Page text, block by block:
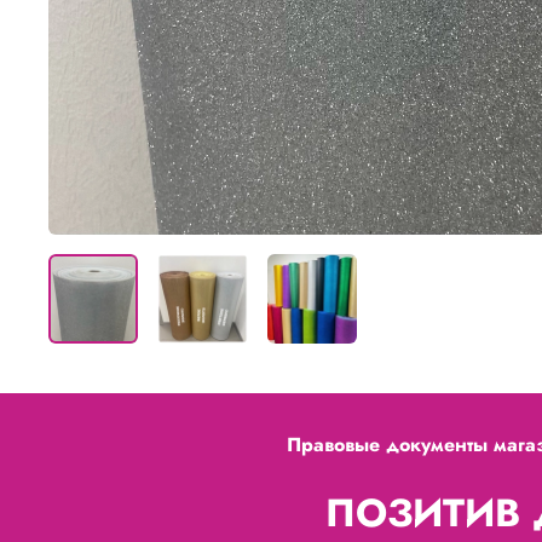
Правовые документы
ПОЗИТИВ